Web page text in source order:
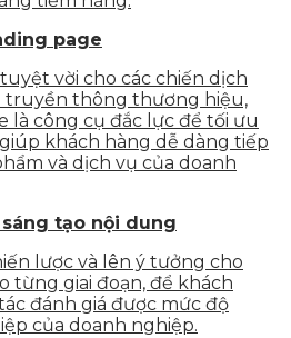
page
tuyệt vời cho các chiến dịch
truyền thông thương hiệu,
là công cụ đắc lực để tối ưu
khách hàng dễ dàng tiếp
và dịch vụ của doanh
tạo nội dung
lược và lên ý tưởng cho
từng giai đoạn, để khách
đánh giá được mức độ
của doanh nghiệp.